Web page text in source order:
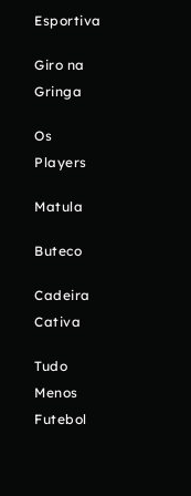
Esportiva
Giro na
Gringa
Os
Players
Matula
Buteco
Cadeira
Cativa
Tudo
Menos
Futebol